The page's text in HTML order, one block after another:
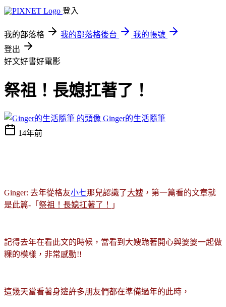
登入
我的部落格 我的部落格後台
我的帳號
登出
好文好書好電影
祭祖！長媳扛著了！
Ginger的生活隨筆
14年前
Ginger: 去年從格友小七那兒認識了大嫂 ，第一篇看的文章就
是此篇-「 祭祖！長媳扛著了！ 」
記得去年在看此文的時候，當看到大嫂跪著開心與婆婆一起做
粿的模樣，非常感動!!
這幾天當看著身邊許多朋友們都在準備過年的此時，